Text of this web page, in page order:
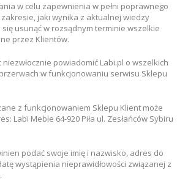
w celu zapewnienia w pełni poprawnego
zakresie, jaki wynika z aktualnej wiedzy
usunąć w rozsądnym terminie wszelkie
przez Klientów.
powiadomić Labi.pl o wszelkich
w funkcjonowaniu serwisu Sklepu
z funkcjonowaniem Sklepu Klient może
Labi Meble 64-920 Piła ul. Zesłańców Sybiru
podać swoje imię i nazwisko, adres do
wystąpienia nieprawidłowości związanej z